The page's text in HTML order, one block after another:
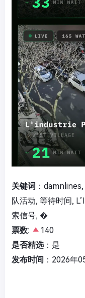
关键词 ：
队活动, 等待时间,
索信号, �
票数:
140
是否精选：是
发布时间 ：2026年